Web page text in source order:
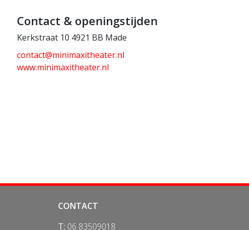
Contact & openingstijden
Kerkstraat 10 4921 BB Made
contact@minimaxitheater.nl
www.minimaxitheater.nl
CONTACT
T: 06 83509018